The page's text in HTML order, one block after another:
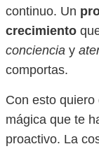
continuo. Un
crecimiento
conciencia y
comportas.
Con esto
mágica que te
proactivo. La